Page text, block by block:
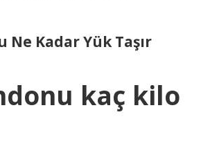
Ne Kadar Yük Taşır
kaç kilo